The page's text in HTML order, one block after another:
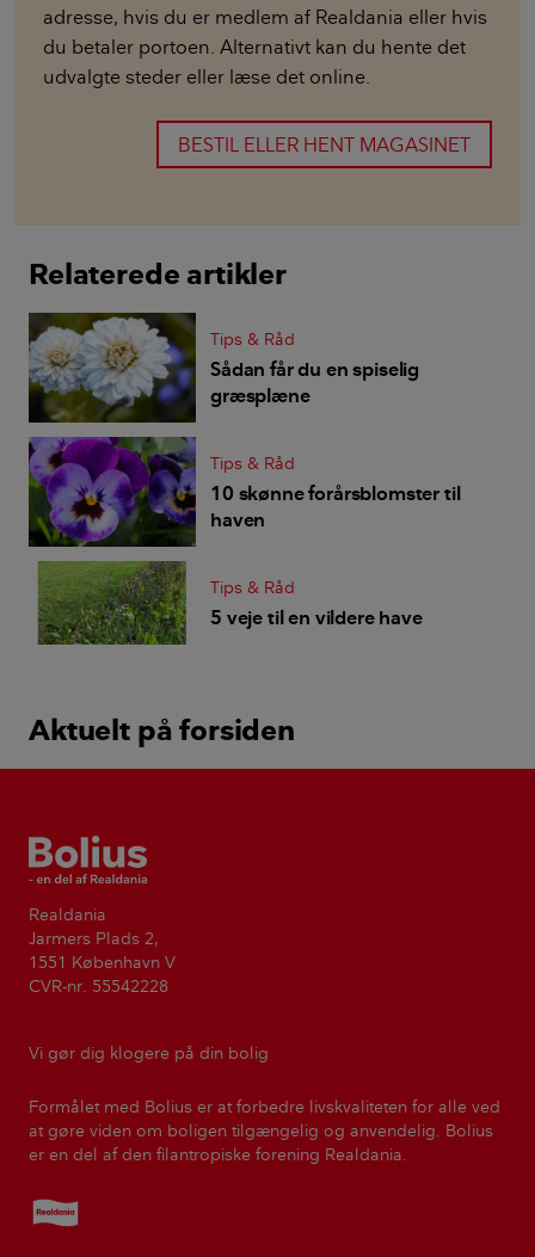
adresse, hvis du er medlem af Realdania eller hvis
du betaler portoen. Alternativt kan du hente det
udvalgte steder eller læse det online.
BESTIL ELLER HENT MAGASINET
Relaterede artikler
Tips & Råd
Sådan får du en spiselig
græsplæne
Tips & Råd
10 skønne forårsblomster til
haven
Tips & Råd
5 veje til en vildere have
Aktuelt på forsiden
Bolius
Realdania
Jarmers Plads 2,
1551 København V
CVR-nr. 55542228
Vi gør dig klogere på din bolig
Formålet med Bolius er at forbedre livskvaliteten for alle ved
at gøre viden om boligen tilgængelig og anvendelig. Bolius
er en del af den filantropiske forening Realdania.
Realdania